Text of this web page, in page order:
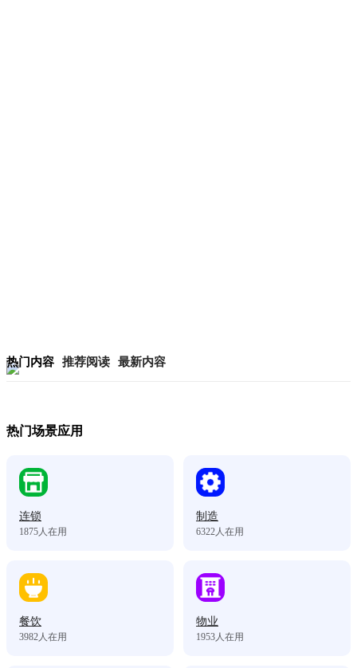
热门内容 推荐阅读 最新内容
热门场景应用
连锁
1875 人在用
制造
6322 人在用
餐饮
3982 人在用
物业
1953 人在用